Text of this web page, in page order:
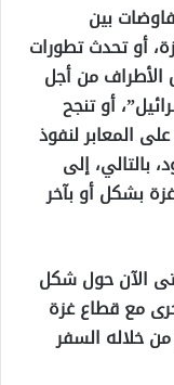
بين
أو تحدث تطورات
الأطراف من أجل
أو تنجح
المعابر لنفوذ
بالتالي، إلى
بشكل أو بآخر
الآن حول شكل
مع قطاع غزة
خلاله السفر